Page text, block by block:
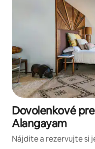
Dovolenkové
Alangayam
Nájdite a rezervujte si